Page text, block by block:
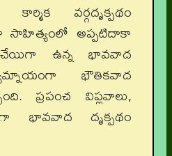
వర్గదృక్పథం
సాహిత్యంలో అప్పటిదాకా
ఉన్న భావవాద
భౌతికవాద
ప్రపంచ విప్లవాలు,
భావవాద దృక్పథం